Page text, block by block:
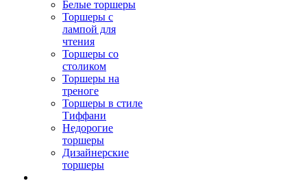
Белые торшеры
Торшеры с
лампой для
чтения
Торшеры со
столиком
Торшеры на
треноге
Торшеры в стиле
Тиффани
Недорогие
торшеры
Дизайнерские
торшеры